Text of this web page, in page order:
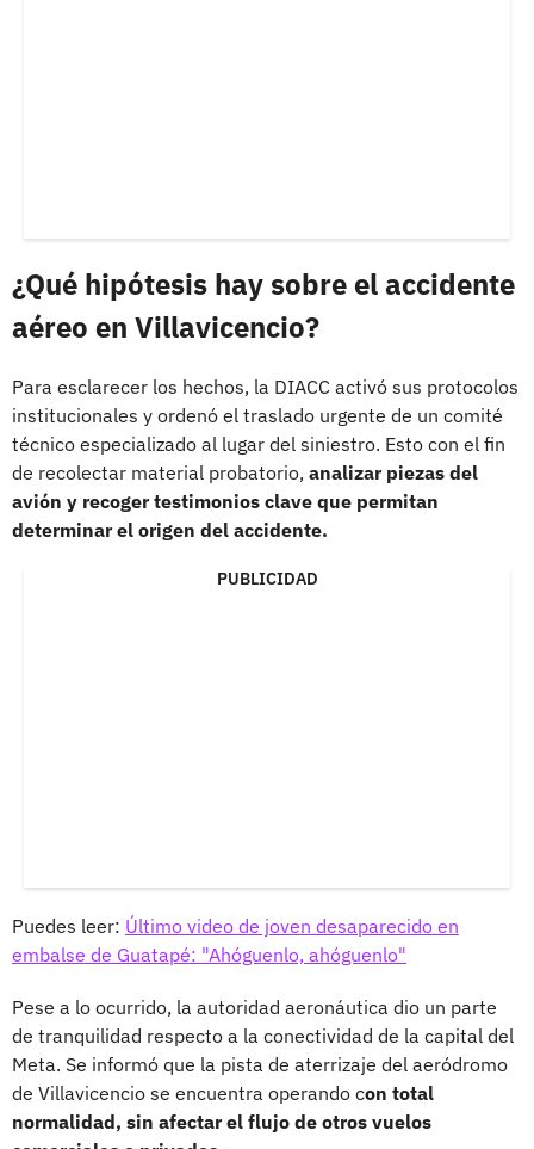
¿Qué hipótesis hay sobre el accidente
aéreo en Villavicencio?
Para esclarecer los hechos, la DIACC activó sus protocolos
institucionales y ordenó el traslado urgente de un comité
técnico especializado al lugar del siniestro. Esto con el fin
de recolectar material probatorio, analizar piezas del
avión y recoger testimonios clave que permitan
determinar el origen del accidente.
PUBLICIDAD
Puedes leer: Último video de joven desaparecido en
embalse de Guatapé: "Ahóguenlo, ahóguenlo"
Pese a lo ocurrido, la autoridad aeronáutica dio un parte
de tranquilidad respecto a la conectividad de la capital del
Meta. Se informó que la pista de aterrizaje del aeródromo
de Villavicencio se encuentra operando con total
normalidad, sin afectar el flujo de otros vuelos